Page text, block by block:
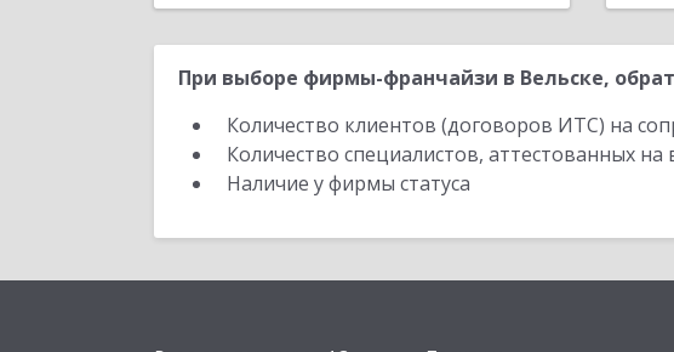
При выборе фирмы-франчайзи в Вельске,
Количество клиентов (договоров ИТС) на
Количество специалистов, аттестованных
Наличие у фирмы статуса